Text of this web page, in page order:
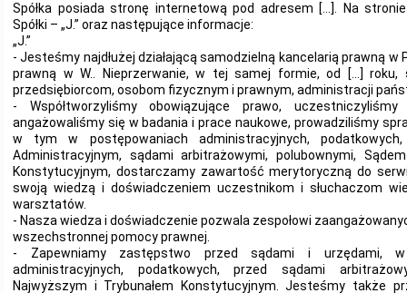
Spółka posiada stronę internetową pod adresem […]. Na
Spółki – „J.” oraz następujące informacje:
„J.”
- Jesteśmy najdłużej działającą samodzielną kancelarią prawną
prawną w W.. Nieprzerwanie, w tej samej formie, od […] roku,
przedsiębiorcom, osobom fizycznym i prawnym, administracji
- Współtworzyliśmy obowiązujące prawo,
angażowaliśmy się w badania i prace naukowe, prowadziliśmy
w tym w postępowaniach administracyjnych,
Administracyjnym, sądami arbitrażowymi, polubownymi,
Konstytucyjnym, dostarczamy zawartość merytoryczną do
swoją wiedzą i doświadczeniem uczestnikom i słuchaczom
warsztatów.
- Nasza wiedza i doświadczenie pozwala zespołowi
wszechstronnej pomocy prawnej.
- Zapewniamy zastępstwo przed sądami i urzędami,
administracyjnych, podatkowych, przed sądami
Najwyższym i Trybunałem Konstytucyjnym. Jesteśmy także